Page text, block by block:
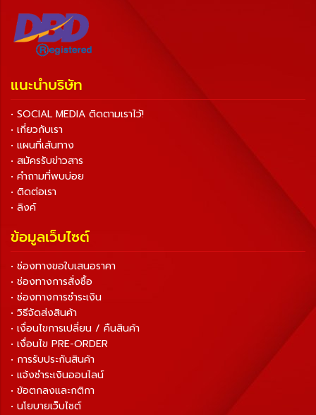
แนะนำบริษัท
• SOCIAL MEDIA ติดตามเราไว้!
• เกี่ยวกับเรา
• แผนที่เส้นทาง
• สมัครรับข่าวสาร
• คำถามที่พบบ่อย
• ติดต่อเรา
• ลิงค์
ข้อมูลเว็บไซต์
• ช่องทางขอใบเสนอราคา
• ช่องทางการสั่งซื้อ
• ช่องทางการชำระเงิน
• วิธีจัดส่งสินค้า
• เงื่อนไขการเปลี่ยน / คืนสินค้า
• เงื่อนไข PRE-ORDER
• การรับประกันสินค้า
• แจ้งชำระเงินออนไลน์
• ข้อตกลงและกติกา
• นโยบายเว็บไซต์